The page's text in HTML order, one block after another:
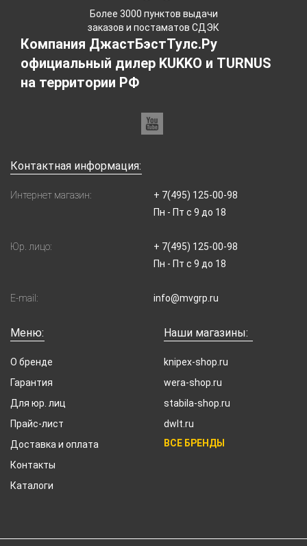
Более 3000 пунктов выдачи
заказов и постаматов СДЭК
Компания ДжастБэстТулс.Ру
официальный дилер KUKKO и TURNUS
на территории РФ
Контактная информация:
Интернет магазин:
+ 7(495) 125-00-98
Пн - Пт с 9 до 18
Юр. лицо:
+ 7(495) 125-00-98
Пн - Пт с 9 до 18
E-mail: info@mvgrp.ru
Меню:
О бренде
Гарантия
Для юр. лиц
Прайс-лист
Доставка и оплата
Контакты
Каталоги
Наши магазины:
knipex-shop.ru
wera-shop.ru
stabila-shop.ru
dwlt.ru
ВСЕ БРЕНДЫ